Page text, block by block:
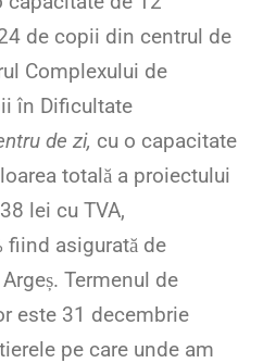
de copii din centrul de
Complexului de
în Dificultate
de zi, cu o capacitate
totală a proiectului
lei cu TVA,
fiind asigurată de
Termenul de
este 31 decembrie
pe care unde am